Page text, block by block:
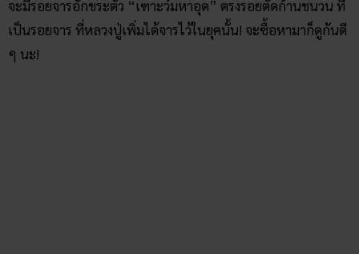
พระชัยวัฒน์ หลวงปู่บุญ พิมพ์ป้อมเล็ก ขอบคุณภาพจาก